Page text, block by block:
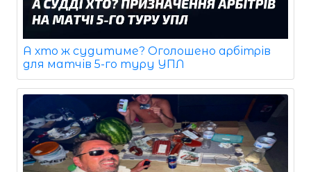
А хто ж судитиме? Оголошено арбітрів
для матчів 5-го туру УПЛ